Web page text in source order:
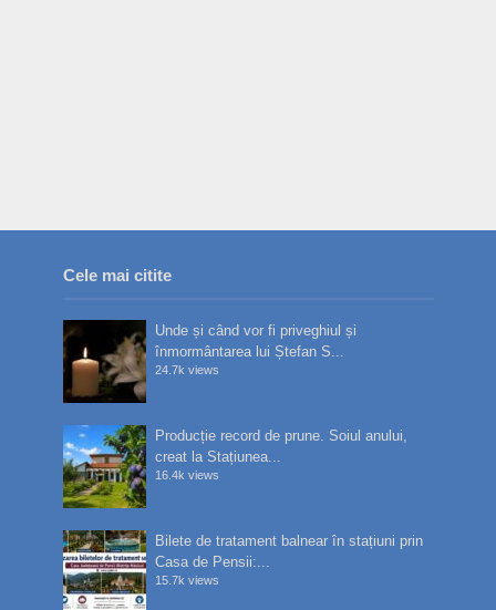
Cele mai citite
Unde și când vor fi priveghiul și
înmormântarea lui Ștefan S...
24.7k views
Producție record de prune. Soiul anului,
creat la Stațiunea...
16.4k views
Bilete de tratament balnear în stațiuni prin
Casa de Pensii:...
15.7k views